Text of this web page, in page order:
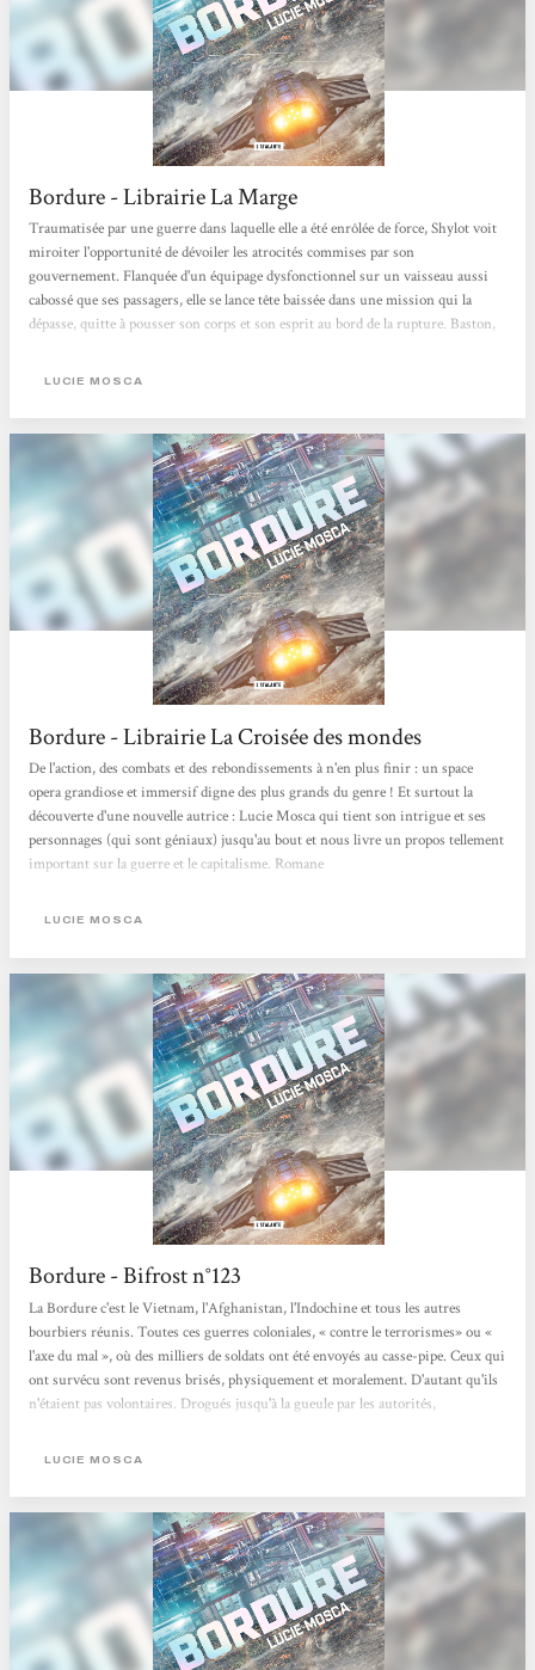
Bordure - Librairie La Marge
Traumatisée par une guerre dans laquelle elle a été enrôlée de force, Shylot voit
miroiter l'opportunité de dévoiler les atrocités commises par son
gouvernement. Flanquée d'un équipage dysfonctionnel sur un vaisseau aussi
cabossé que ses passagers, elle se lance tête baissée dans une mission qui la
dépasse, quitte à pousser son corps et son esprit au bord de la rupture. Baston,
alsacienne !
LUCIE MOSCA
Bordure - Librairie La Croisée des mondes
De l'action, des combats et des rebondissements à n'en plus finir : un space
opera grandiose et immersif digne des plus grands du genre ! Et surtout la
découverte d'une nouvelle autrice : Lucie Mosca qui tient son intrigue et ses
personnages (qui sont géniaux) jusqu'au bout et nous livre un propos tellement
important sur la guerre et le capitalisme. Romane
LUCIE MOSCA
Bordure - Bifrost n°123
La Bordure c'est le Vietnam, l'Afghanistan, l'Indochine et tous les autres
bourbiers réunis. Toutes ces guerres coloniales, « contre le terrorismes» ou «
l'axe du mal », où des milliers de soldats ont été envoyés au casse-pipe. Ceux qui
ont survécu sont revenus brisés, physiquement et moralement. D'autant qu'ils
n'étaient pas volontaires. Drogués jusqu'à la gueule par les autorités,
de carnage épouvantables imprimées dans la mémoire ? Comment retrouver
LUCIE MOSCA